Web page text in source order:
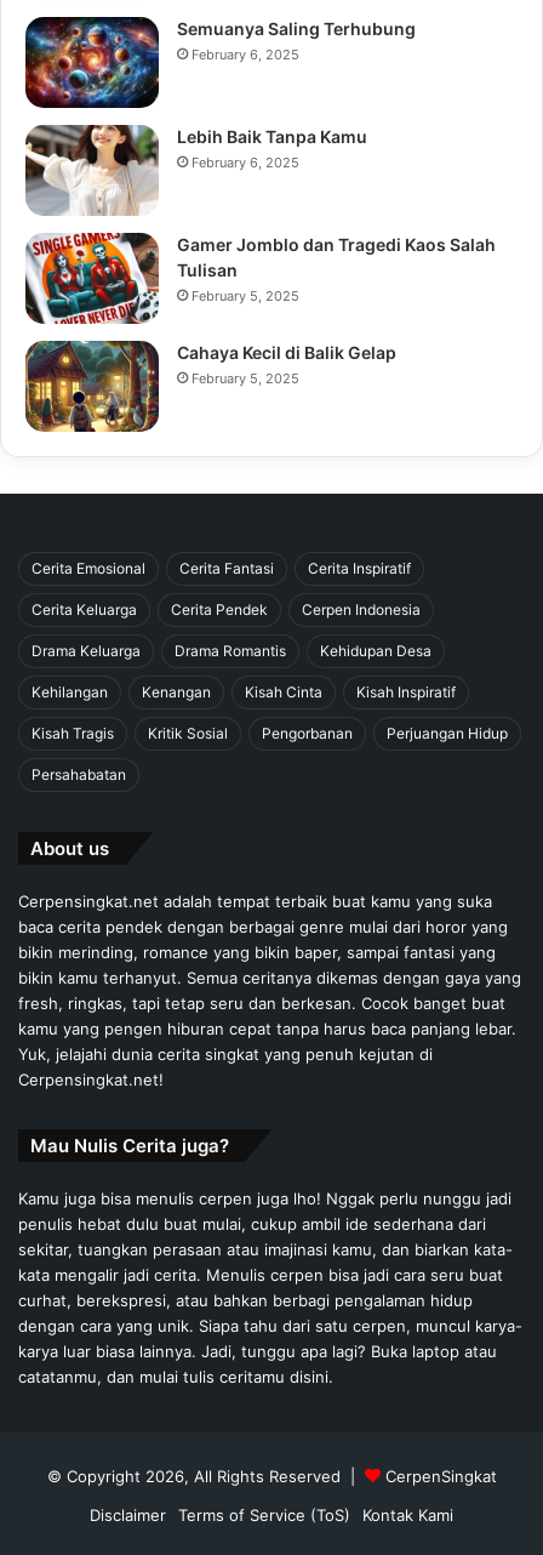
Semuanya Saling Terhubung
February 6, 2025
Lebih Baik Tanpa Kamu
February 6, 2025
Gamer Jomblo dan Tragedi Kaos Salah
Tulisan
February 5, 2025
Cahaya Kecil di Balik Gelap
February 5, 2025
Cerita Emosional Cerita Fantasi Cerita Inspiratif
Cerita Keluarga Cerita Pendek Cerpen Indonesia
Drama Keluarga Drama Romantis Kehidupan Desa
Kehilangan Kenangan Kisah Cinta Kisah Inspiratif
Kisah Tragis Kritik Sosial Pengorbanan Perjuangan Hidup
Persahabatan
About us
Cerpensingkat.net adalah tempat terbaik buat kamu yang suka
baca cerita pendek dengan berbagai genre mulai dari horor yang
bikin merinding, romance yang bikin baper, sampai fantasi yang
bikin kamu terhanyut. Semua ceritanya dikemas dengan gaya yang
fresh, ringkas, tapi tetap seru dan berkesan. Cocok banget buat
kamu yang pengen hiburan cepat tanpa harus baca panjang lebar.
Yuk, jelajahi dunia cerita singkat yang penuh kejutan di
Cerpensingkat.net!
Mau Nulis Cerita juga?
Kamu juga bisa menulis cerpen juga lho! Nggak perlu nunggu jadi
penulis hebat dulu buat mulai, cukup ambil ide sederhana dari
sekitar, tuangkan perasaan atau imajinasi kamu, dan biarkan kata-
kata mengalir jadi cerita. Menulis cerpen bisa jadi cara seru buat
curhat, berekspresi, atau bahkan berbagi pengalaman hidup
dengan cara yang unik. Siapa tahu dari satu cerpen, muncul karya-
karya luar biasa lainnya. Jadi, tunggu apa lagi? Buka laptop atau
catatanmu, dan mulai tulis ceritamu disini.
© Copyright 2026, All Rights Reserved |
CerpenSingkat
Disclaimer
Terms of Service (ToS) Kontak Kami